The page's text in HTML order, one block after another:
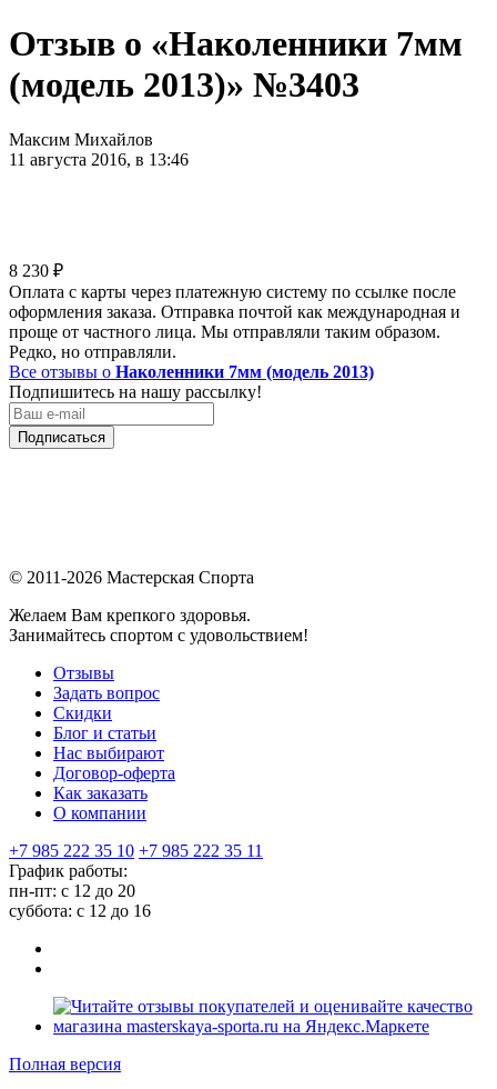
Отзыв о «Наколенники 7мм
(модель 2013)» №3403
Максим Михайлов
11 августа 2016, в 13:46
8 230 ₽
Оплата с карты через платежную систему по ссылке после
оформления заказа. Отправка почтой как международная и
проще от частного лица. Мы отправляли таким образом.
Редко, но отправляли.
Все отзывы о Наколенники 7мм (модель 2013)
Подпишитесь на нашу рассылку!
Подписаться
© 2011-2026 Мастерская Спорта
Желаем Вам крепкого здоровья.
Занимайтесь спортом с удовольствием!
Отзывы
Задать вопрос
Скидки
Блог и статьи
Нас выбирают
Договор-оферта
Как заказать
О компании
+7 985 222 35 10 +7 985 222 35 11
График работы:
пн-пт: с 12 до 20
суббота: c 12 до 16
Полная версия